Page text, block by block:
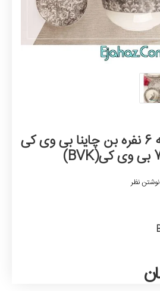
سرویس 29 پارچه 6 نفره بن چاینا بی وی کی
نوشتن نظر